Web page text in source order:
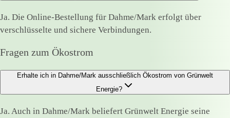
Ja. Die Online-Bestellung für Dahme/Mark erfolgt über
verschlüsselte und sichere Verbindungen.
Fragen zum Ökostrom
Erhalte ich in Dahme/Mark ausschließlich Ökostrom von Grünwelt
Energie?
Ja. Auch in Dahme/Mark beliefert Grünwelt Energie seine